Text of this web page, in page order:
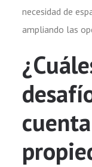
necesidad de
ampliando las